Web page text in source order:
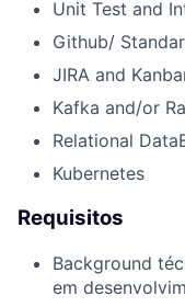
Unit Test and
Github/
JIRA and
Kafka and/or
Relational
Kubernetes
Requisitos
Background
em